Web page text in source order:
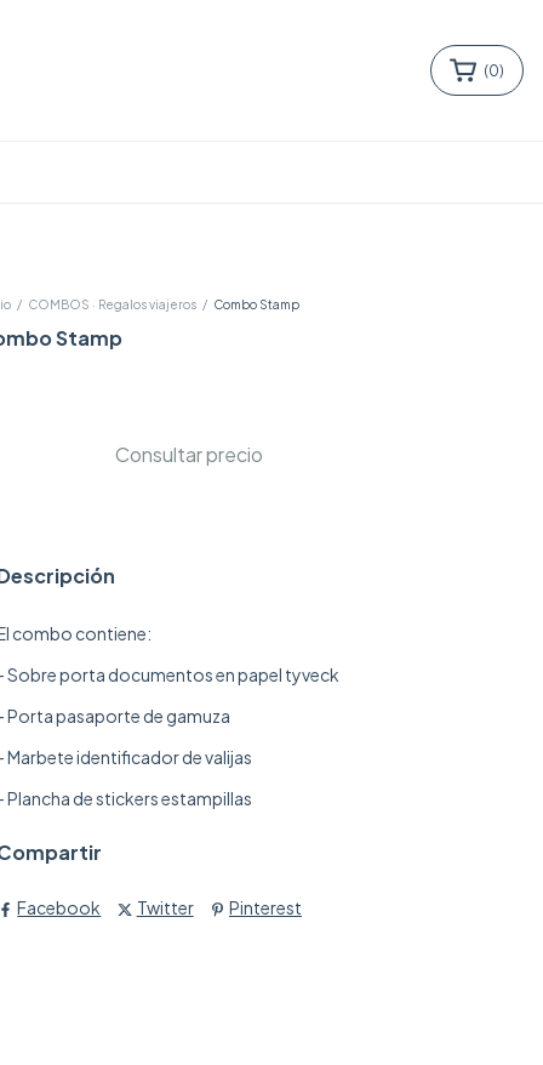
(0)
/ COMBOS · Regalos viajeros / Combo Stamp
Stamp
combo contiene:
Sobre porta documentos en papel tyveck
Porta pasaporte de gamuza
Marbete identificador de valijas
Plancha de stickers estampillas
Facebook Twitter Pinterest